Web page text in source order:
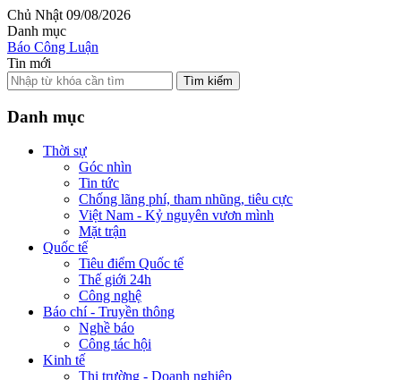
Chủ Nhật 09/08/2026
Danh mục
Báo Công Luận
Tin mới
Tìm kiếm
Danh mục
Thời sự
Góc nhìn
Tin tức
Chống lãng phí, tham nhũng, tiêu cực
Việt Nam - Kỷ nguyên vươn mình
Mặt trận
Quốc tế
Tiêu điểm Quốc tế
Thế giới 24h
Công nghệ
Báo chí - Truyền thông
Nghề báo
Công tác hội
Kinh tế
Thị trường - Doanh nghiệp